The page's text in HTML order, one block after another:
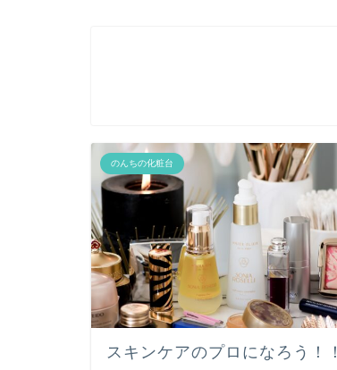
のんちの化粧台
スキンケアのプロになろう！！